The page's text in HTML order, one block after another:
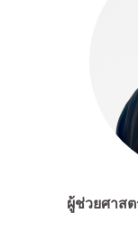
ผู้ช่วยศาส